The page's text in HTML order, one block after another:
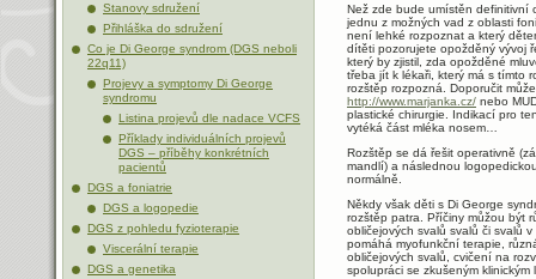
Stanovy sdružení
Přihláška do sdružení
Co je Di George syndrom (DGS neboli
22q11)
Projevy a symptomy Di George
syndromu
Listina projevů dle nadace VCFS
Příklady individuálních projevů
DGS – příběhy konkrétních
pacientů
DGS a foniatrie
DGS a logopedie
DGS z pohledu fyzioterapie
Viscerální terapie
DGS a genetika
Než zde bude umístěn definitivní
jednu z možných vad z oblasti
není lehké rozpoznat a který
dítěti pozorujete opožděný vývoj
který by zjistil, zda opožděné
třeba jít k lékaři, který má s tímto
rozštěp rozpozná. Doporučit
http://www.marjanka.cz/ nebo
plastické chirurgie. Indikací pro
vytéká část mléka nosem…
Rozštěp se dá řešit operativně
mandlí) a následnou
normálně.
Někdy však děti s Di George
rozštěp patra. Příčiny můžou být
obličejových svalů svalů či svalů
pomáhá myofunkční terapie,
obličejových svalů, cvičení na
spolupráci se zkušeným